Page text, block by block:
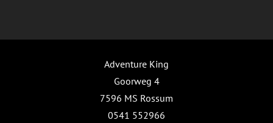
Adventure King
Goorweg 4
7596 MS Rossum
0541 552966